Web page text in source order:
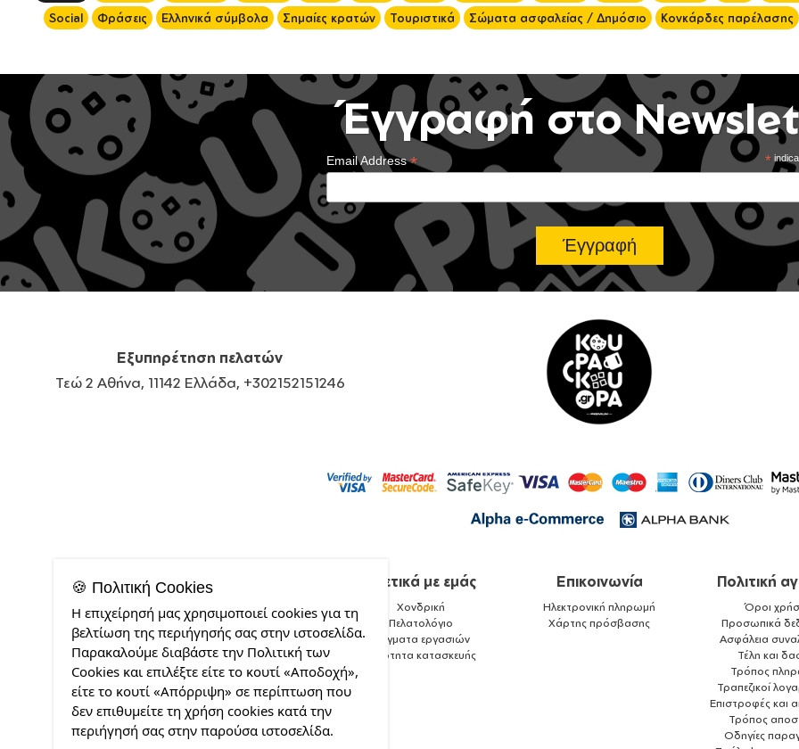
Social
Φράσεις Ελληνικά σύμβολα Σημαίες κρατών Τουριστικά Σώματα ασφαλείας / Δημόσιο Κονκάρδες παρέλασης
Έγγραφή στο
*
Email Address*
Εξυπηρέτηση πελατών
Τεώ 2 Αθήνα, 11142 Ελλάδα, +302152151246
Σχετικά με εμάς
Χονδρική
Πελατολόγιο
Δείγματα εργασιών
Ποιότητα κατασκευής
Επικοινωνία
Ηλεκτρονική πληρωμή
Χάρτης πρόσβασης
Πολιτική
Όροι
Προσωπικά
Ασφάλεια
Τέλη και
Τρόπος
Τραπεζικοί
Επιστροφές και
Τρόπος
Οδηγίες
🍪 Πολιτική Cookies
Η επιχείρησή μας χρησιμοποιεί cookies για τη
βελτίωση της περιήγησής σας στην ιστοσελίδα.
Παρακαλούμε διαβάστε την Πολιτική των
Cookies και επιλέξτε είτε το κουτί «Αποδοχή»,
είτε το κουτί «Απόρριψη» σε περίπτωση που
δεν επιθυμείτε τη χρήση cookies κατά την
περιήγησή σας στην παρούσα ιστοσελίδα.